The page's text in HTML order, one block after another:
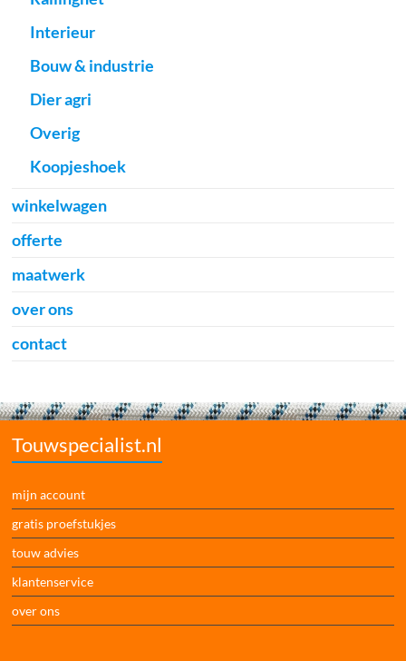
Interieur
Bouw & industrie
Dier agri
Overig
Koopjeshoek
winkelwagen
offerte
maatwerk
over ons
contact
Touwspecialist.nl
mijn account
gratis proefstukjes
touw advies
klantenservice
over ons